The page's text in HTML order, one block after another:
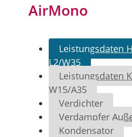
AirMono
Leistungsdaten
L2/W35
Leistungsdaten
W15/A35
Verdichter
Verdampfer
Kondensator